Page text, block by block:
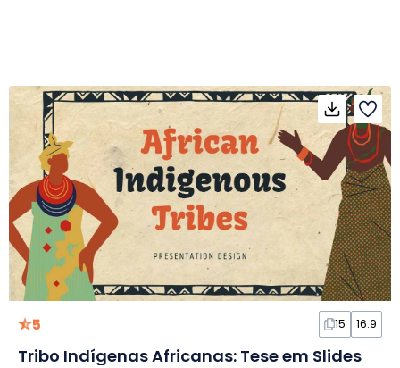
5 15 16:9
Tribo Indígenas Africanas: Tese em Slides